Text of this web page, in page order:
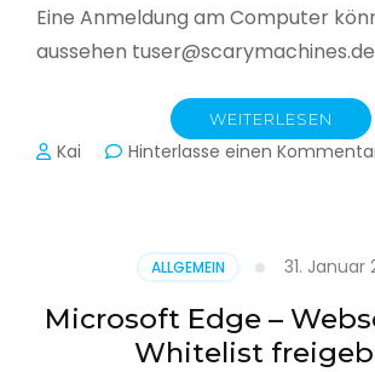
Eine Anmeldung am Computer
aussehen
WEITERLESEN
Kai Hinterlasse einen
ALLGEMEIN 31. Januar
Microsoft Edge –
Whitelist